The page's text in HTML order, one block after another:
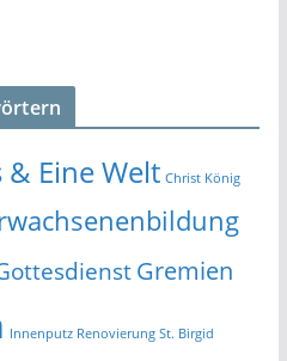
& Eine Welt Christ König
Gremien
Innenputz Renovierung St. Birgid